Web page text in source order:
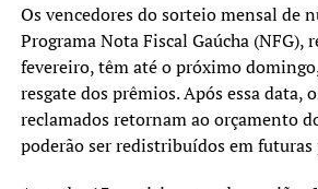
dezembro, de forma virtual. Os
acessar oPortal de Atendimento da
clicar em “Pagamento e
seguida, em “Iniciar parcelamento”.
serão disponibilizadas em breve na
site da RE.
Os vencedores do sorteio mensal de
Programa Nota Fiscal Gaúcha (NFG),
fevereiro, têm até o próximo
resgate dos prêmios. Após essa data,
reclamados retornam ao orçamento
poderão ser redistribuídos em futuras